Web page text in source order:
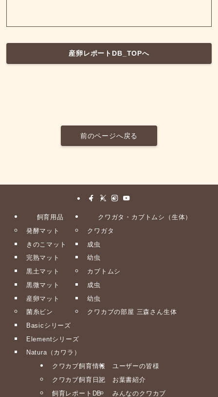
産卵レポートDB_TOPへ
前のページへ戻る
飼育用品
発酵マット
きのこマット
完熟マット
黒土マット
黒微マット
産卵マット
菌糸ビン
Basicシリーズ
Elementシリーズ
Natura（カワラ）
クワガタ・カブトムシ（生体）
クワガタ
成虫
幼虫
カブトムシ
成虫
幼虫
クワカブの部屋 三森さん生体
クワカブ飼育情報
クワカブ飼育日記
飼育レポートDB
ユーザーの皆様
お葉書紹介
みんなのクワカブ